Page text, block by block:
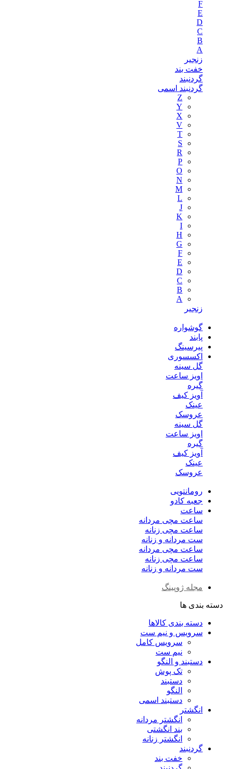
F
E
D
C
B
A
زنجیر
خفت بند
گردنبند
گردنبند اسمی
Z
Y
X
V
T
S
R
P
O
N
M
L
J
K
I
H
G
F
E
D
C
B
A
زنجیر
گوشواره
پابند
پیرسینگ
اکسسوری
گل سینه
اویز ساعت
گیره
آویز کیف
عینک
عروسک
گل سینه
اویز ساعت
گیره
آویز کیف
عینک
عروسک
رومانتویی
جعبه کادو
ساعت
ساعت مچی مردانه
ساعت مچی زنانه
ست مردانه و زنانه
ساعت مچی مردانه
ساعت مچی زنانه
ست مردانه و زنانه
مجله ژوپینگ
دسته بندی ها
دسته بندی کالاها
سرویس و نیم ست
سرویس کامل
نیم ست
دستبند و النگو
تک پوش
دستبند
النگو
دستبند اسمی
انگشتر
انگشتر مردانه
بند انگشتی
انگشتر زنانه
گردنبند
خفت بند